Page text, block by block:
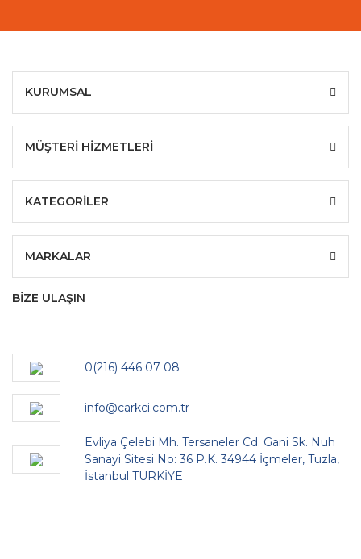
KURUMSAL
MÜŞTERİ HİZMETLERİ
KATEGORİLER
MARKALAR
BİZE ULAŞIN
0(216) 446 07 08
info@carkci.com.tr
Evliya Çelebi Mh. Tersaneler Cd. Gani Sk. Nuh
Sanayi Sitesi No: 36 P.K. 34944 İçmeler, Tuzla,
İstanbul TÜRKİYE